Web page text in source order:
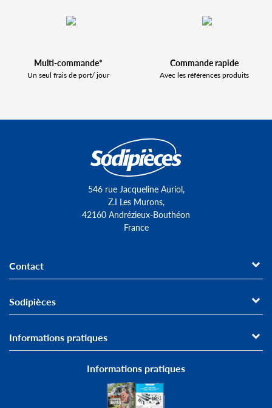
Multi-commande*
Un seul frais de port/ jour
Commande rapide
Avec les références produits
546 rue Jacqueline Auriol,
Z.I Les Murons,
42160 Andrézieux-Bouthéon
France
Contact
Sodipièces
Informations pratiques
Informations pratiques